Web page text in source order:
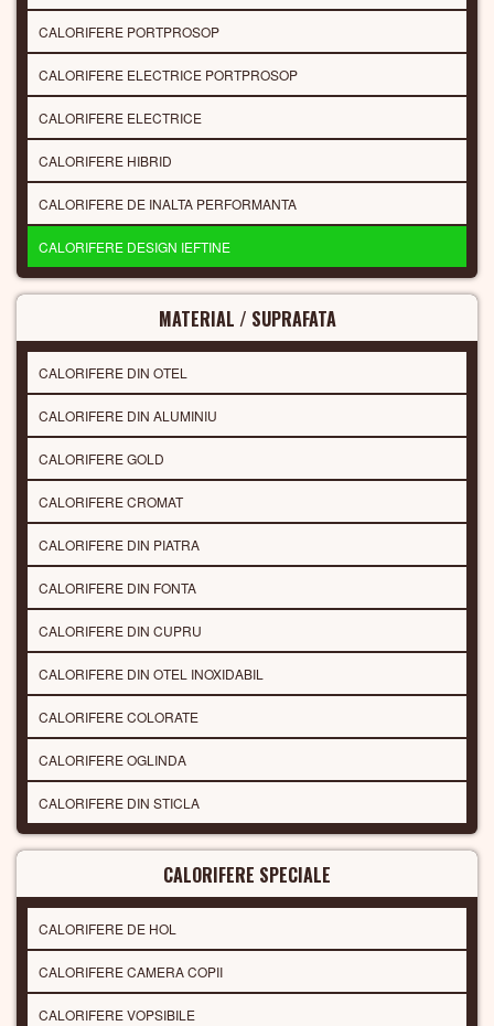
CALORIFERE PORTPROSOP
CALORIFERE ELECTRICE PORTPROSOP
CALORIFERE ELECTRICE
CALORIFERE HIBRID
CALORIFERE DE INALTA PERFORMANTA
CALORIFERE DESIGN IEFTINE
MATERIAL / SUPRAFATA
CALORIFERE DIN OTEL
CALORIFERE DIN ALUMINIU
CALORIFERE GOLD
CALORIFERE CROMAT
CALORIFERE DIN PIATRA
CALORIFERE DIN FONTA
CALORIFERE DIN CUPRU
CALORIFERE DIN OTEL INOXIDABIL
CALORIFERE COLORATE
CALORIFERE OGLINDA
CALORIFERE DIN STICLA
CALORIFERE SPECIALE
CALORIFERE DE HOL
CALORIFERE CAMERA COPII
CALORIFERE VOPSIBILE